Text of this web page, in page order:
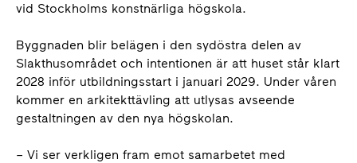
vid Stockholms konstnärliga högskola.
Byggnaden blir belägen i den sydöstra delen av
Slakthusområdet och intentionen är att huset står klart
2028 inför utbildningsstart i januari 2029. Under våren
kommer en arkitekttävling att utlysas avseende
gestaltningen av den nya högskolan.
– Vi ser verkligen fram emot samarbetet med